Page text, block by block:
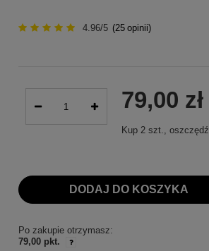
4.96/5 (25 opinii)
79,00 zł
Kup 2 szt., oszczędź
DODAJ DO KOSZYKA
Po zakupie otrzymasz:
79,00 pkt.